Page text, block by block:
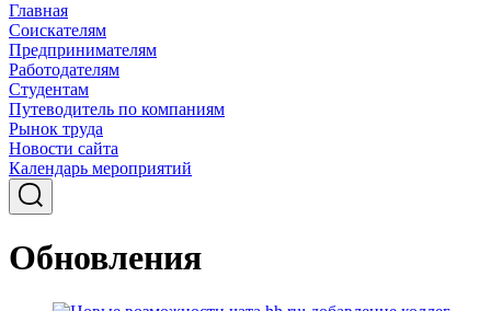
Главная
Соискателям
Предпринимателям
Работодателям
Студентам
Путеводитель по компаниям
Рынок труда
Новости сайта
Календарь мероприятий
Обновления